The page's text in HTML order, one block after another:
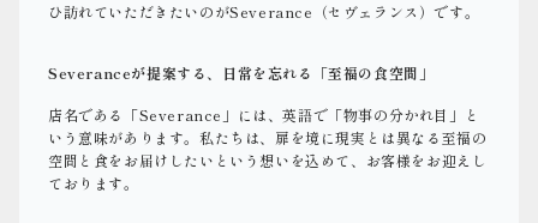
ひ訪れていただきたいのがSeverance（セヴェランス）です。
Severanceが提案する、日常を忘れる「至福の食空間」
店名である「Severance」には、英語で「物事の分かれ目」と
いう意味があります。私たちは、扉を境に現実とは異なる至福の
空間と食をお届けしたいという想いを込めて、お客様をお迎えし
ております。